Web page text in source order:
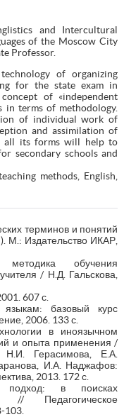
and Intercultural
of the Moscow City
Professor.
of organizing
for the state exam in
of «independent
in terms of methodology.
of individual work of
and assimilation of
all its forms will help to
secondary schools and
methods, English,
терминов и понятий
М.: Издательство ИКАР,
обучения
/ Н.Д. Гальскова,
607 с.
языкам: базовый курс
2006. 133 с.
в иноязычном
и опыта применения /
Герасимова, Е.А.
И.А. Наджафов:
2013. 172 с.
подход: в поисках
// Педагогическое
103.